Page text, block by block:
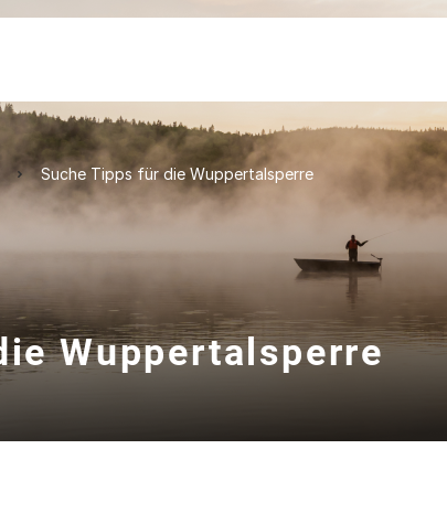
Suche Tipps für die Wuppertalsperre
Wuppertalsperre